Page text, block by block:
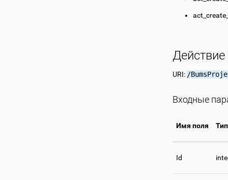
URI: /
Входные
Имя поля Тип
Id